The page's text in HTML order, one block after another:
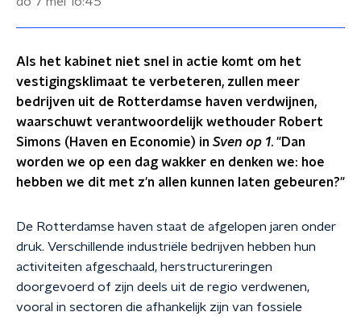
Als het kabinet niet snel in actie komt om het
vestigingsklimaat te verbeteren, zullen meer
bedrijven uit de Rotterdamse haven verdwijnen,
waarschuwt verantwoordelijk wethouder Robert
Simons (Haven en Economie) in Sven op 1. "Dan
worden we op een dag wakker en denken we: hoe
hebben we dit met z'n allen kunnen laten gebeuren?"
De Rotterdamse haven staat de afgelopen jaren onder
druk. Verschillende industriële bedrijven hebben hun
activiteiten afgeschaald, herstructureringen
doorgevoerd of zijn deels uit de regio verdwenen,
vooral in sectoren die afhankelijk zijn van fossiele